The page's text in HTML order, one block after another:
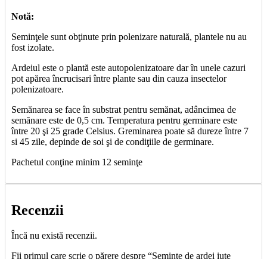
Notă:
Seminţele sunt obţinute prin polenizare naturală, plantele nu au
fost izolate.
Ardeiul este o plantă este autopolenizatoare dar în unele cazuri
pot apărea încrucisari între plante sau din cauza insectelor
polenizatoare.
Semănarea se face în substrat pentru semănat, adâncimea de
semănare este de 0,5 cm. Temperatura pentru germinare este
între 20 şi 25 grade Celsius. Greminarea poate să dureze între 7
si 45 zile, depinde de soi şi de condiţiile de germinare.
Pachetul conţine minim 12 seminţe
Recenzii
Încă nu există recenzii.
Fii primul care scrie o părere despre “Seminţe de ardei iute